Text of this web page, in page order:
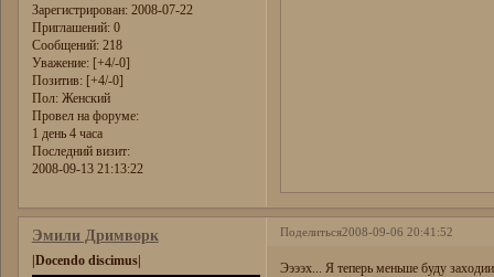
Зарегистрирован: 2008-07-22
Приглашений:0
Сообщений:218
Уважение: [+4/-0]
Позитив: [+4/-0]
Пол:Женский
Провел на форуме:
1 день 4 часа
Последний визит:
2008-09-13 21:13:22
Поделиться2008-09-06 20:41:52
Эмили Дримворк
|Docendo discimus|
Ээээх... Я теперь меньше буду